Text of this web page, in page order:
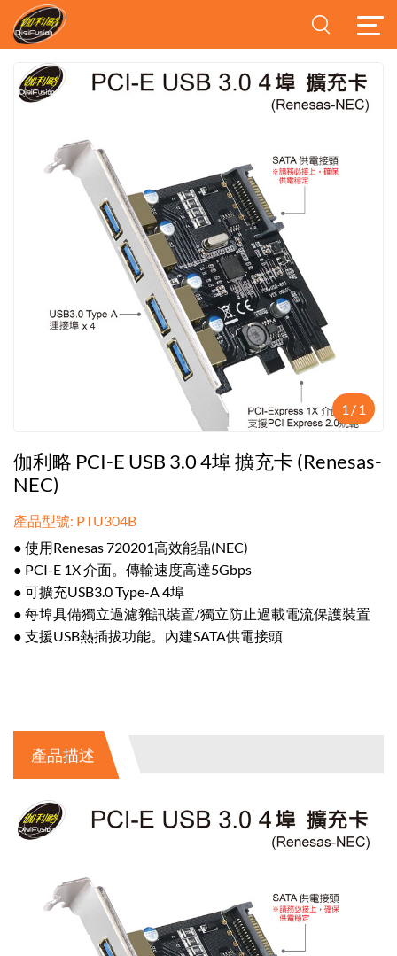
1 /1
伽利略 PCI-E USB 3.0 4埠 擴充卡 (Renesas-
NEC)
產品型號: PTU304B
● 使用Renesas 720201高效能晶(NEC)
● PCI-E 1X 介面。傳輸速度高達5Gbps
● 可擴充USB3.0 Type-A 4埠
● 每埠具備獨立過濾雜訊裝置/獨立防止過載電流保護裝置
● 支援USB熱插拔功能。內建SATA供電接頭
產品描述